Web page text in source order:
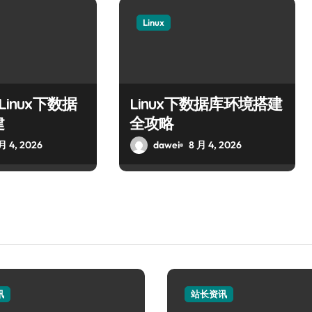
下数据
4, 2026
Linux
Linux下数据库环境搭建
全攻略
dawei 8 月 4, 2026
站长资讯